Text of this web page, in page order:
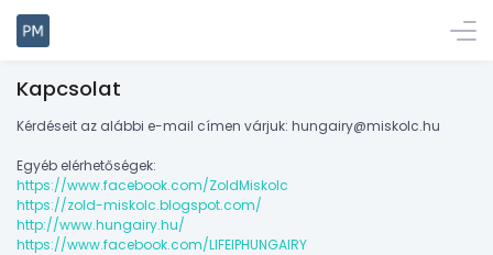
Kapcsolat
Kérdéseit az alábbi e-mail címen várjuk: hungairy@miskolc.hu
Egyéb elérhetőségek:
https://www.facebook.com/ZoldMiskolc
https://zold-miskolc.blogspot.com/
http://www.hungairy.hu/
https://www.facebook.com/LIFEIPHUNGAIRY